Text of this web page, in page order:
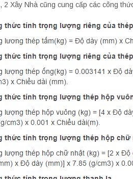
2 Xây Nhà cũng cung cấp các công